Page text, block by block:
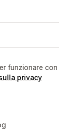
funzionare con
privacy